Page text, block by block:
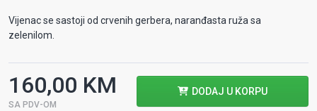
Vijenac se sastoji od crvenih gerbera, naranđasta ruža sa
zelenilom.
160,00 KM
SA PDV-OM
DODAJ U KORPU